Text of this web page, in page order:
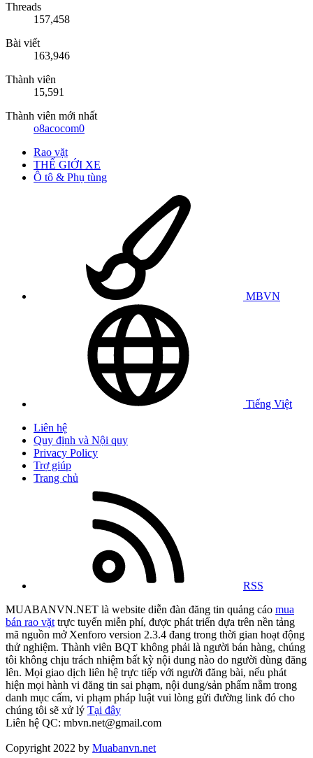
Threads
157,458
Bài viết
163,946
Thành viên
15,591
Thành viên mới nhất
o8acocom0
Rao vặt
THẾ GIỚI XE
Ô tô & Phụ tùng
MBVN
Tiếng Việt
Liên hệ
Quy định và Nội quy
Privacy Policy
Trợ giúp
Trang chủ
RSS
MUABANVN.NET là website diễn đàn đăng tin quảng cáo mua
bán rao vặttrực tuyến miễn phí, được phát triển dựa trên nền tảng
mã nguồn mở Xenforo version 2.3.4 đang trong thời gian hoạt động
thử nghiệm. Thành viên BQT không phải là người bán hàng, chúng
tôi không chịu trách nhiệm bất kỳ nội dung nào do người dùng đăng
lên. Mọi giao dịch liên hệ trực tiếp với người đăng bài, nếu phát
hiện mọi hành vi đăng tin sai phạm, nội dung/sản phẩm nằm trong
danh mục cấm, vi phạm pháp luật vui lòng gửi đường link đó cho
chúng tôi sẽ xử lý Tại đây
Liên hệ QC: mbvn.net@gmail.com
Copyright 2022 by Muabanvn.net